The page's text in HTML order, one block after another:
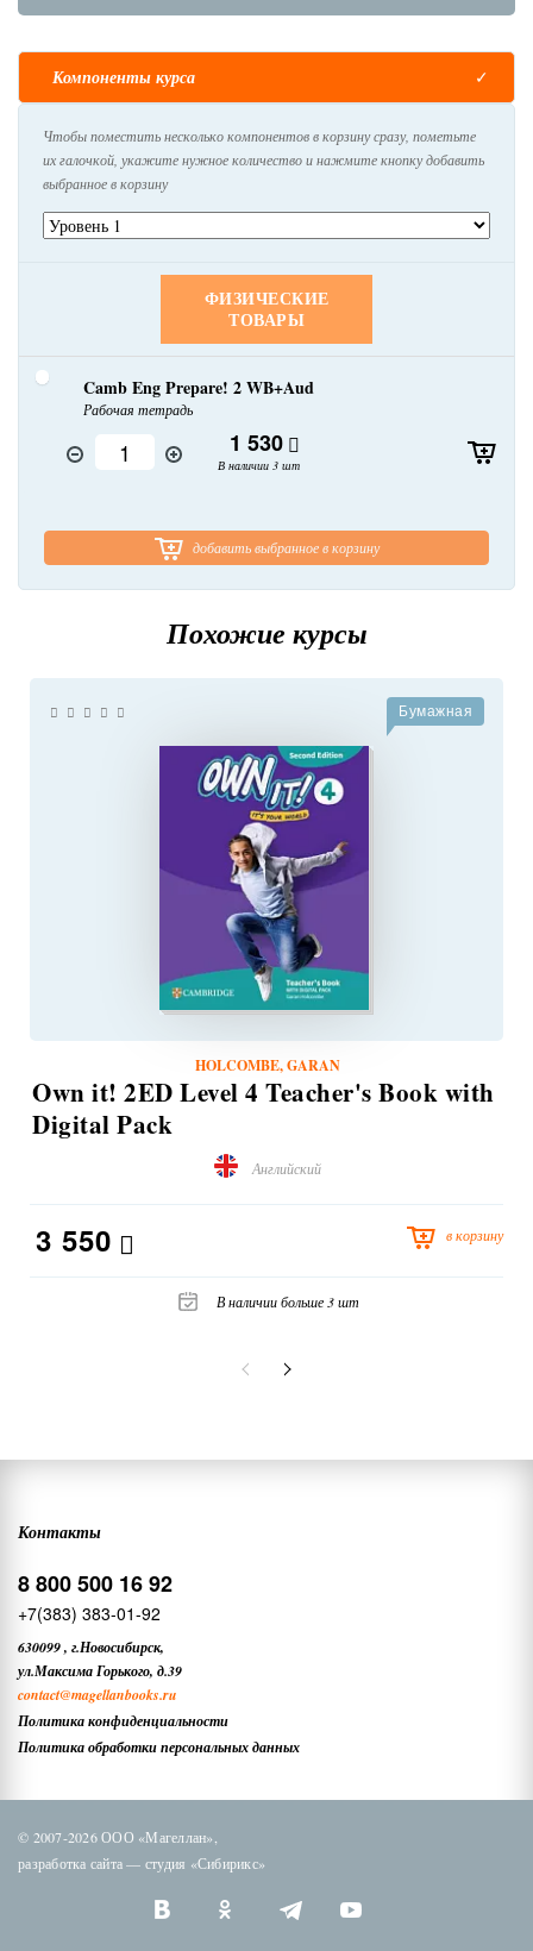
Компоненты курса
Чтобы поместить несколько компонентов в корзину сразу, пометьте
их галочкой, укажите нужное количество и нажмите кнопку добавить
выбранное в корзину
ФИЗИЧЕСКИЕ
ТОВАРЫ
Camb Eng Prepare! 2 WB+Aud
Рабочая тетрадь
1 530
В наличии 3 шт
добавить выбранное в корзину
Похожие курсы
Бумажная
HOLCOMBE, GARAN
Own it! 2ED Level 4 Teacher's Book with
Digital Pack
Английский
3 550 в корзину
В наличии больше 3 шт
Контакты
8 800 500 16 92
+7(383) 383-01-92
630099, г.Новосибирск,
ул.Максима Горького, д.39
contact@magellanbooks.ru
Политика конфиденциальности
Политика обработки персональных данных
© 2007-2026 ООО «Магеллан»,
разработка сайта — студия «Сибирикс»